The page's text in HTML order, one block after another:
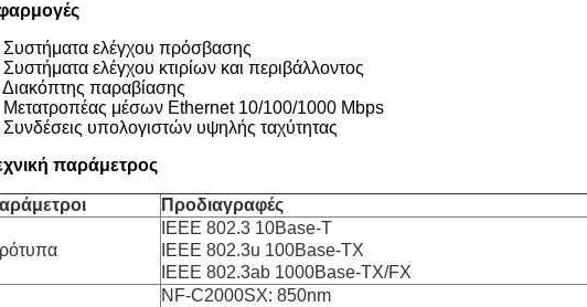
Συστήματα ελέγχου πρόσβασης
Συστήματα ελέγχου κτιρίων και περιβάλλοντος
Διακόπτης παραβίασης
Μετατροπέας μέσων Ethernet 10/100/1000 Mbps
υπολογιστών υψηλής ταχύτητας
παράμετρος
Προδιαγραφές
IEEE 802.3 10Base-T
IEEE 802.3u 100Base-TX
IEEE 802.3ab 1000Base-TX/FX
NF-C2000SX: 850nm